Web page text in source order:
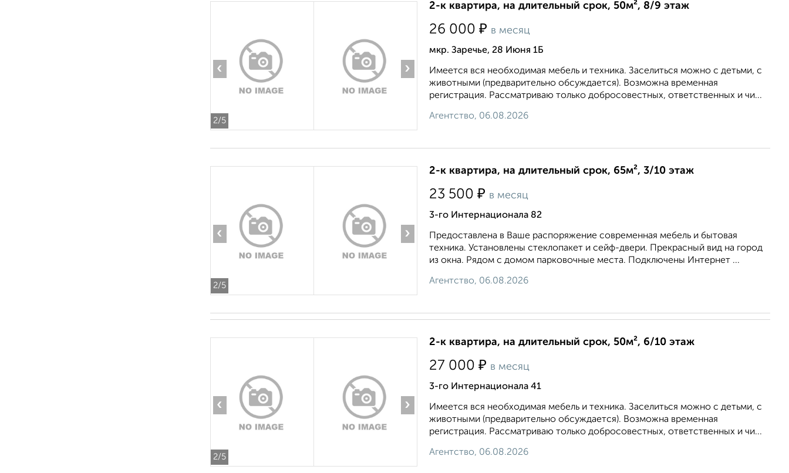
2/5
‹ ›
2-к квартира, на длительный срок, 50м², 8/9 этаж
26 000 ₽ в месяц
мкр. Заречье, 28 Июня 1Б
Имеется вся необходимая мебель и техника. Заселиться можно с детьми, с
животными (предварительно обсуждается). Возможна временная
регистрация. Рассматриваю только добросовестных, ответственных и чи...
Агентство, 06.08.2026
2/5
‹ ›
2-к квартира, на длительный срок, 65м², 3/10 этаж
23 500 ₽ в месяц
3-го Интернационала 82
Предоставлена в Ваше распоряжение современная мебель и бытовая
техника. Установлены стеклопакет и сейф-двери. Прекрасный вид на город
из окна. Рядом с домом парковочные места. Подключены Интернет ...
Агентство, 06.08.2026
2/5
‹ ›
2-к квартира, на длительный срок, 50м², 6/10 этаж
27 000 ₽ в месяц
3-го Интернационала 41
Имеется вся необходимая мебель и техника. Заселиться можно с детьми, с
животными (предварительно обсуждается). Возможна временная
регистрация. Рассматриваю только добросовестных, ответственных и чи...
Агентство, 06.08.2026